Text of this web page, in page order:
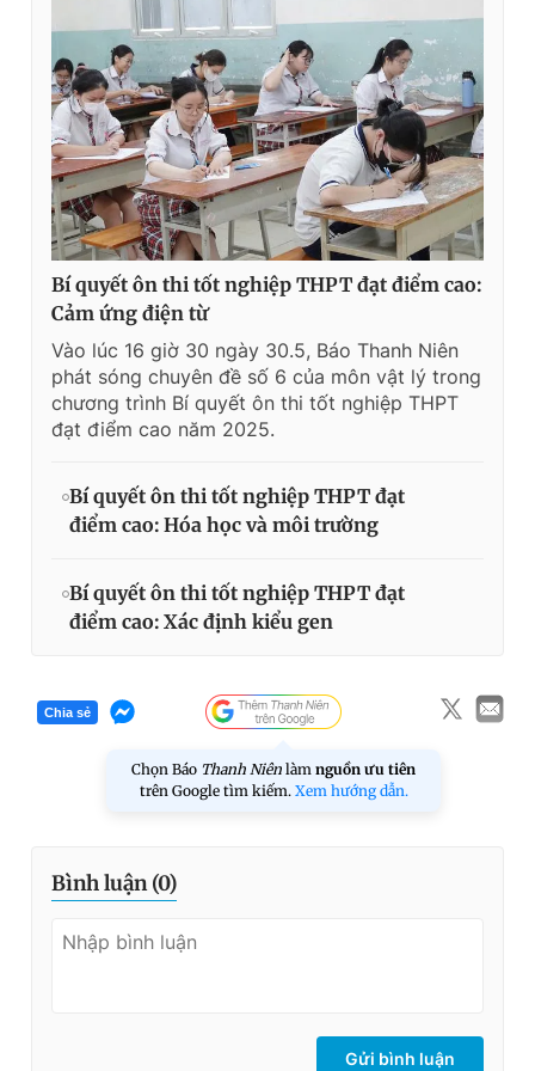
Bí quyết ôn thi tốt nghiệp THPT đạt điểm cao:
Cảm ứng điện từ
Vào lúc 16 giờ 30 ngày 30.5, Báo Thanh Niên
phát sóng chuyên đề số 6 của môn vật lý trong
chương trình Bí quyết ôn thi tốt nghiệp THPT
đạt điểm cao năm 2025.
Bí quyết ôn thi tốt nghiệp THPT đạt
điểm cao: Hóa học và môi trường
Bí quyết ôn thi tốt nghiệp THPT đạt
điểm cao: Xác định kiểu gen
Chia sẻ
Chọn Báo Thanh Niên làm nguồn ưu tiên
trên Google tìm kiếm. Xem hướng dẫn.
Bình luận (0)
Gửi bình luận